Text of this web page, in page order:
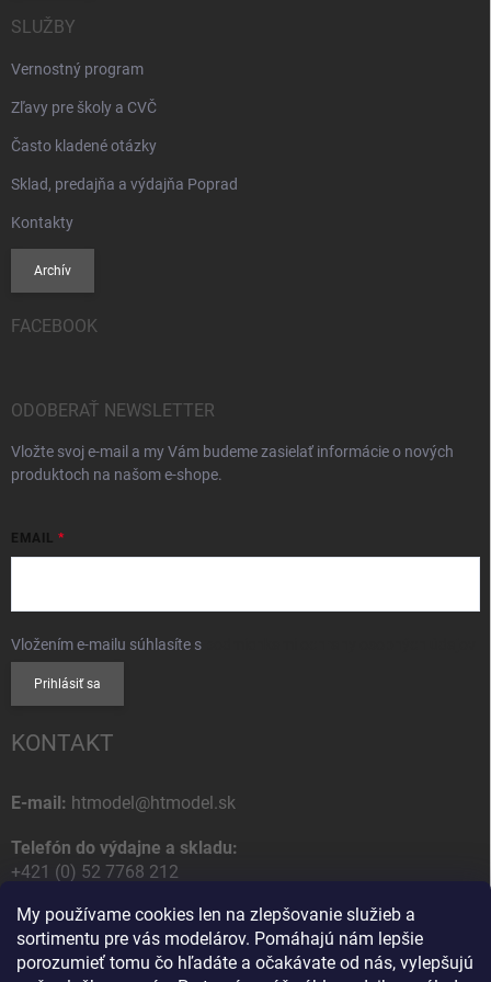
My používame cookies len na zlepšovanie služieb a
sortimentu pre vás modelárov. Pomáhajú nám lepšie
porozumieť tomu čo hľadáte a očakávate od nás, vylepšujú
SLUŽBY
Vernostný program
Zľavy pre školy a CVČ
Často kladené otázky
Sklad, predajňa a výdajňa Poprad
Kontakty
Archív
FACEBOOK
ODOBERAŤ NEWSLETTER
Vložte svoj e-mail a my Vám budeme zasielať informácie o nových
produktoch na našom e-shope.
EMAIL
Vložením e-mailu súhlasíte s
Prihlásiť sa
KONTAKT
E-mail: htmodel@htmodel.sk
Telefón do výdajne a skladu:
+421 (0) 52 7768 212
Poštová / Odberná adresa:
HT model
Na letisko 49